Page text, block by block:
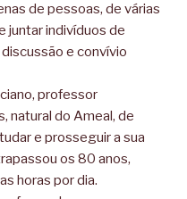
de pessoas, de várias
juntar indivíduos de
e convívio
professor
natural do Ameal, de
e prosseguir a sua
os 80 anos,
horas por dia.